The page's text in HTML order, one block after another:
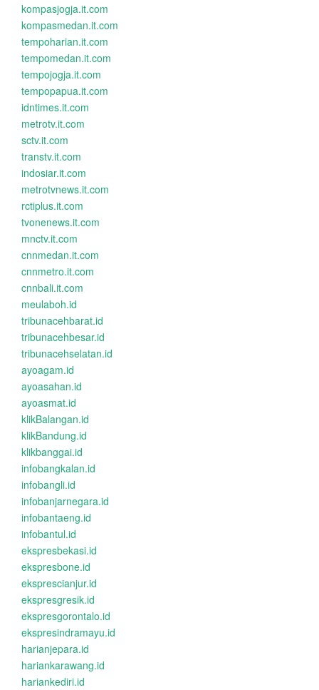
kompasjogja.it.com
kompasmedan.it.com
tempoharian.it.com
tempomedan.it.com
tempojogja.it.com
tempopapua.it.com
idntimes.it.com
metrotv.it.com
sctv.it.com
transtv.it.com
indosiar.it.com
metrotvnews.it.com
rctiplus.it.com
tvonenews.it.com
mnctv.it.com
cnnmedan.it.com
cnnmetro.it.com
cnnbali.it.com
meulaboh.id
tribunacehbarat.id
tribunacehbesar.id
tribunacehselatan.id
ayoagam.id
ayoasahan.id
ayoasmat.id
klikBalangan.id
klikBandung.id
klikbanggai.id
infobangkalan.id
infobangli.id
infobanjarnegara.id
infobantaeng.id
infobantul.id
ekspresbekasi.id
ekspresbone.id
eksprescianjur.id
ekspresgresik.id
ekspresgorontalo.id
ekspresindramayu.id
harianjepara.id
hariankarawang.id
hariankediri.id